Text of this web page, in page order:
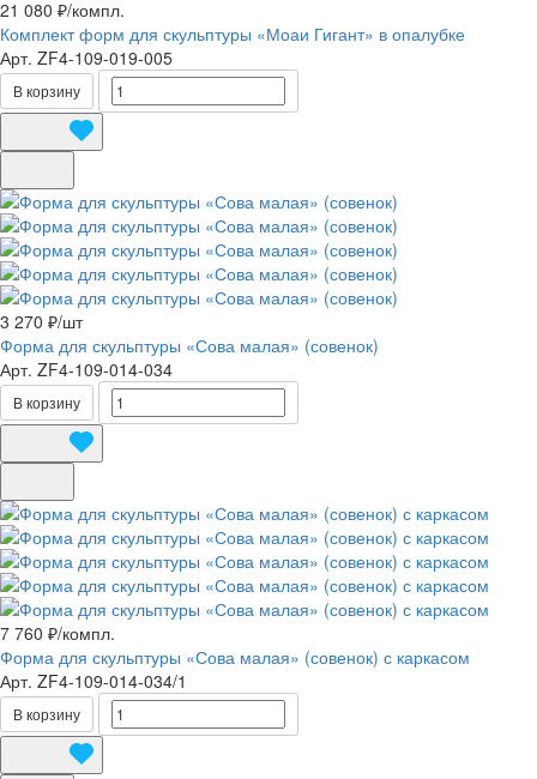
21 080 ₽/компл.
Комплект форм для скульптуры «Моаи Гигант» в опалубке
Арт. ZF4-109-019-005
В корзину
3 270 ₽/шт
Форма для скульптуры «Сова малая» (совенок)
Арт. ZF4-109-014-034
В корзину
7 760 ₽/компл.
Форма для скульптуры «Сова малая» (совенок) с каркасом
Арт. ZF4-109-014-034/1
В корзину